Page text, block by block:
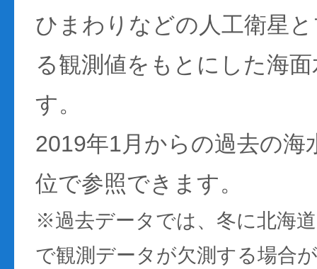
ひまわりなどの人工衛星
る観測値をもとにした海
す。
2019年1月からの過去の海
位で参照できます。
※過去データでは、冬に北海
で観測データが欠測する場合